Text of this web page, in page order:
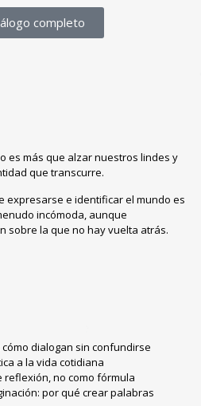
completo
es más que alzar nuestros lindes y
que transcurre.
expresarse e identificar el mundo es
incómoda, aunque
sobre la que no hay vuelta atrás.
dialogan sin confundirse
a la vida cotidiana
reflexión, no como fórmula
por qué crear palabras